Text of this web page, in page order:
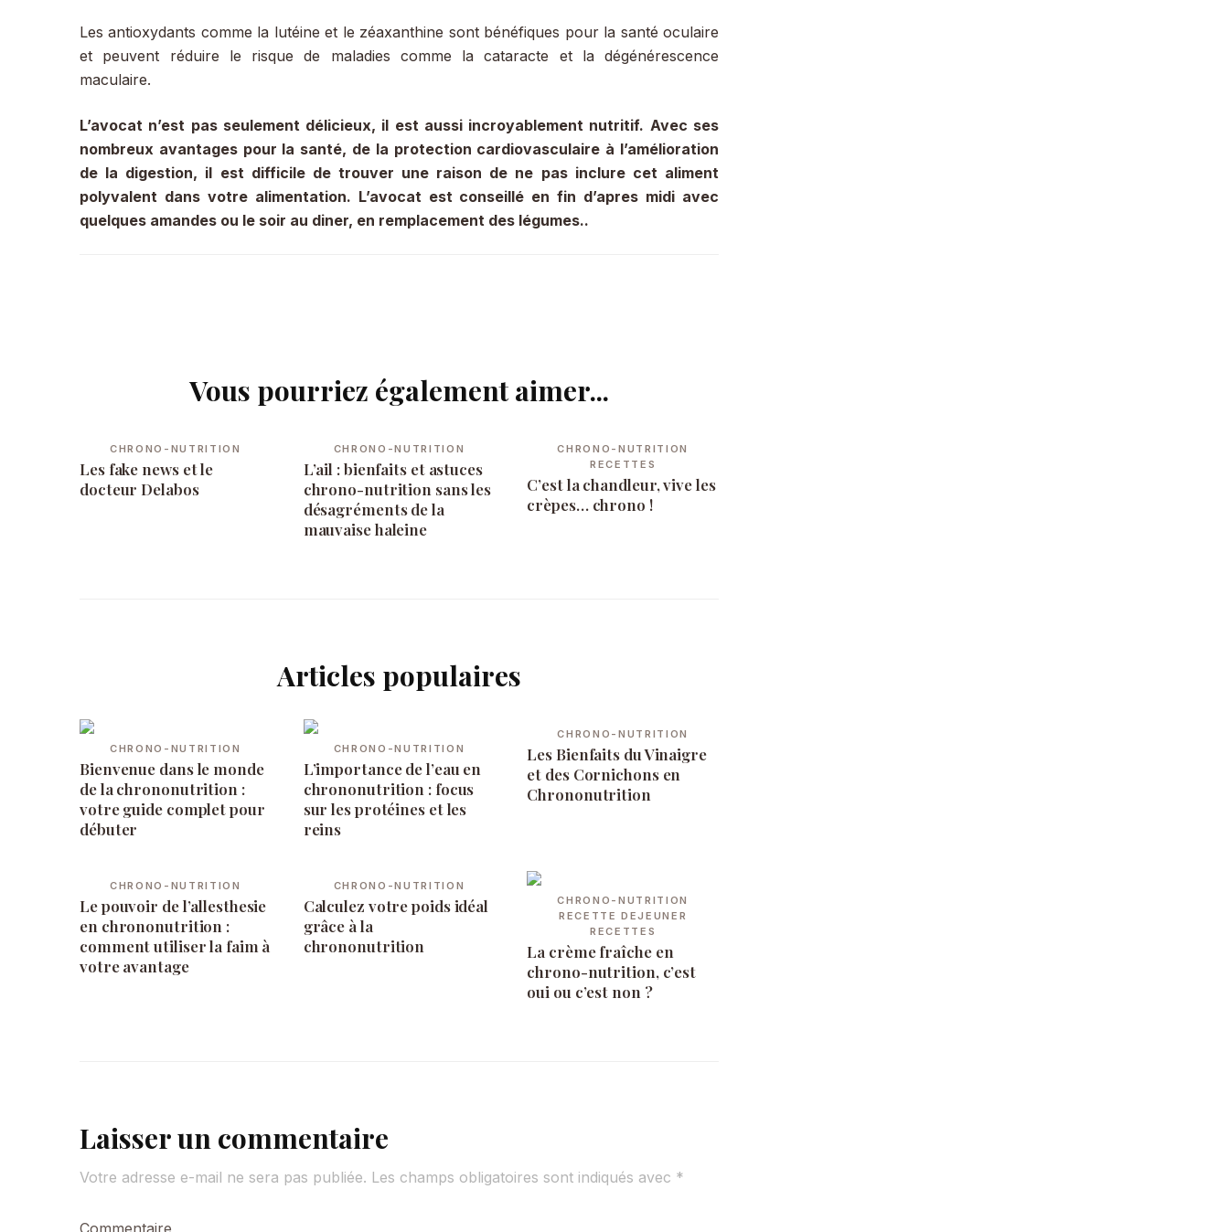
Les antioxydants comme la lutéine et le zéaxanthine sont bénéfiques pour la santé oculaire
et peuvent réduire le risque de maladies comme la cataracte et la dégénérescence
maculaire.
L’avocat n’est pas seulement délicieux, il est aussi incroyablement nutritif. Avec ses
nombreux avantages pour la santé, de la protection cardiovasculaire à l’amélioration
de la digestion, il est difficile de trouver une raison de ne pas inclure cet aliment
polyvalent dans votre alimentation. L’avocat est conseillé en fin d’apres midi avec
quelques amandes ou le soir au diner, en remplacement des légumes..
Vous pourriez également aimer...
CHRONO-NUTRITION
Les fake news et le
docteur Delabos
CHRONO-NUTRITION
L’ail : bienfaits et astuces
chrono-nutrition sans les
désagréments de la
mauvaise haleine
CHRONO-NUTRITION
RECETTES
C’est la chandleur, vive les
crèpes… chrono !
Articles populaires
CHRONO-NUTRITION
Bienvenue dans le monde
de la chrononutrition :
votre guide complet pour
débuter
CHRONO-NUTRITION
L’importance de l’eau en
chrononutrition : focus
sur les protéines et les
reins
CHRONO-NUTRITION
Les Bienfaits du Vinaigre
et des Cornichons en
Chrononutrition
CHRONO-NUTRITION
Le pouvoir de l’allesthesie
en chrononutrition :
comment utiliser la faim à
votre avantage
CHRONO-NUTRITION
Calculez votre poids idéal
grâce à la
chrononutrition
CHRONO-NUTRITION
RECETTE DEJEUNER
RECETTES
La crème fraîche en
chrono-nutrition, c’est
oui ou c’est non ?
Laisser un commentaire
Votre adresse e-mail ne sera pas publiée. Les champs obligatoires sont indiqués avec *
Commentaire